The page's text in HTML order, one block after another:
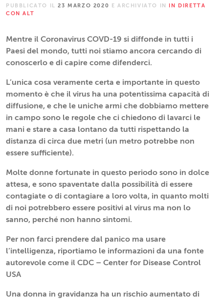
PUBBLICATO IL23 MARZO 2020 E ARCHIVIATO IN IN DIRETTA
CON ALT
Mentre il Coronavirus COVD-19 si diffonde in tutti i
Paesi del mondo, tutti noi stiamo ancora cercando di
conoscerlo e di capire come difenderci.
L’unica cosa veramente certa e importante in questo
momento è che il virus ha una potentissima capacità di
diffusione, e che le uniche armi che dobbiamo mettere
in campo sono le regole che ci chiedono di lavarci le
mani e stare a casa lontano da tutti rispettando la
distanza di circa due metri (un metro potrebbe non
essere sufficiente).
Molte donne fortunate in questo periodo sono in dolce
attesa, e sono spaventate dalla possibilità di essere
contagiate o di contagiare a loro volta, in quanto molti
di noi potrebbero essere positivi al virus ma non lo
sanno, perché non hanno sintomi.
Per non farci prendere dal panico ma usare
l’intelligenza, riportiamo le informazioni da una fonte
autorevole come il CDC – Center for Disease Control
USA
Una donna in gravidanza ha un rischio aumentato di